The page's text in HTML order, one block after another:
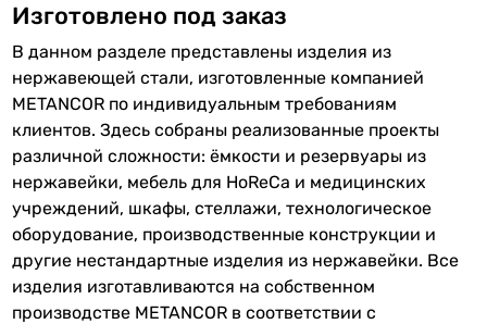
Изготовлено под заказ
В данном разделе представлены изделия из
нержавеющей стали, изготовленные компанией
METANCOR по индивидуальным требованиям
клиентов. Здесь собраны реализованные проекты
различной сложности: ёмкости и резервуары из
нержавейки, мебель для HoReCa и медицинских
учреждений, шкафы, стеллажи, технологическое
оборудование, производственные конструкции и
другие нестандартные изделия из нержавейки. Все
изделия изготавливаются на собственном
производстве METANCOR в соответствии с